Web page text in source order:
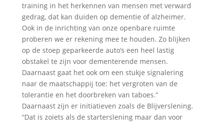
training in het herkennen van mensen met verward
gedrag, dat kan duiden op dementie of alzheimer.
Ook in de inrichting van onze openbare ruimte
proberen we er rekening mee te houden. Zo blijken
op de stoep geparkeerde auto’s een heel lastig
obstakel te zijn voor dementerende mensen.
Daarnaast gaat het ook om een stukje signalering
naar de maatschappij toe: het vergroten van de
tolerantie en het doorbreken van taboes.”
Daarnaast zijn er initiatieven zoals de Blijverslening.
“Dat is zoiets als de starterslening maar dan voor